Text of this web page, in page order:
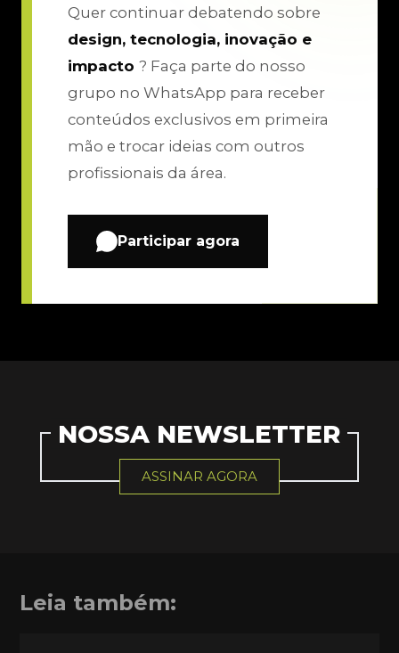
Quer continuar debatendo sobre
design, tecnologia, inovação e
impacto ? Faça parte do nosso
grupo no WhatsApp para receber
conteúdos exclusivos em primeira
mão e trocar ideias com outros
profissionais da área.
Participar agora
NOSSA NEWSLETTER
ASSINAR AGORA
Leia também: